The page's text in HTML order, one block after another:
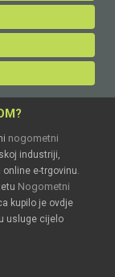
nogometni
industriji,
e-trgovinu.
Nogometni
kupilo je ovdje
usluge cijelo